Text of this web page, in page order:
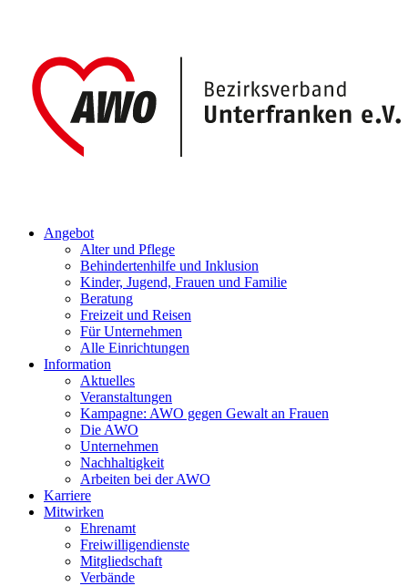
Angebot
Alter und Pflege
Behindertenhilfe und Inklusion
Kinder, Jugend, Frauen und Familie
Beratung
Freizeit und Reisen
Für Unternehmen
Alle Einrichtungen
Information
Aktuelles
Veranstaltungen
Kampagne: AWO gegen Gewalt an Frauen
Die AWO
Unternehmen
Nachhaltigkeit
Arbeiten bei der AWO
Karriere
Mitwirken
Ehrenamt
Freiwilligendienste
Mitgliedschaft
Verbände